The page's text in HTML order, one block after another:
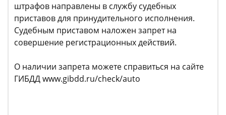
штрафов направлены в службу судебных
приставов для принудительного исполнения.
Судебным приставом наложен запрет на
совершение регистрационных действий.
О наличии запрета можете справиться на сайте
ГИБДД www.gibdd.ru/check/auto